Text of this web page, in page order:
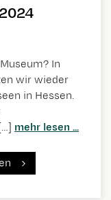
In
wir wieder
in Hessen.
mehr lesen ...